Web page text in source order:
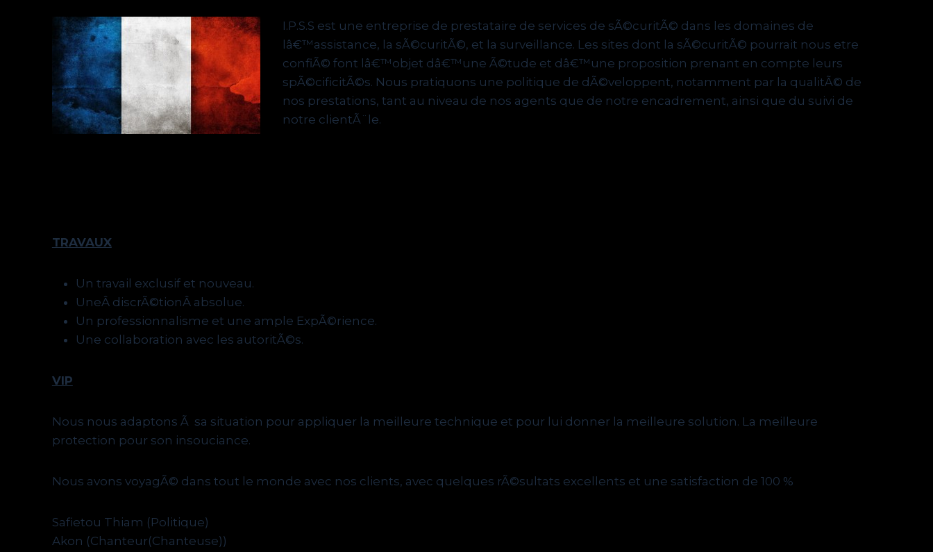
I.P.S.S est une entreprise de prestataire de services de sÃ©curitÃ© dans les domaines de
lâ€™assistance, la sÃ©curitÃ©, et la surveillance. Les sites dont la sÃ©curitÃ© pourrait nous etre
confiÃ© font lâ€™objet dâ€™une Ã©tude et dâ€™une proposition prenant en compte leurs
spÃ©cificitÃ©s. Nous pratiquons une politique de dÃ©veloppent, notamment par la qualitÃ© de
nos prestations, tant au niveau de nos agents que de notre encadrement, ainsi que du suivi de
notre clientÃ¨le.
TRAVAUX
Un travail exclusif et nouveau.
UneÂ discrÃ©tionÂ absolue.
Un professionnalisme et une ample ExpÃ©rience.
Une collaboration avec les autoritÃ©s.
VIP
Nous nous adaptons Ã sa situation pour appliquer la meilleure technique et pour lui donner la meilleure solution. La meilleure
protection pour son insouciance.
Nous avons voyagÃ© dans tout le monde avec nos clients, avec quelques rÃ©sultats excellents et une satisfaction de 100 %
Safietou Thiam (Politique)
Akon (Chanteur(Chanteuse))